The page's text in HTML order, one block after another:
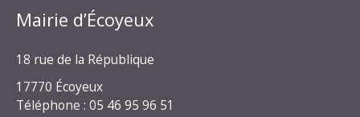
Mairie d’Écoyeux
18 rue de la République
17770 Écoyeux
Téléphone : 05 46 95 96 51